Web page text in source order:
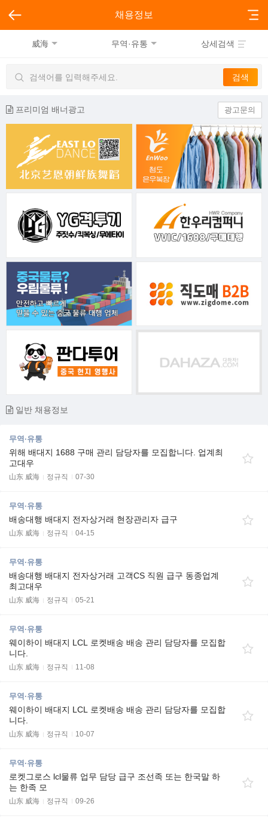
채용정보
威海 무역·유통 상세검색
프리미엄 배너광고 광고문의
일반 채용정보
무역·유통
위해 배대지 1688 구매 관리 담당자를 모집합니다. 업계최
고대우
山东 威海 정규직 07-30
무역·유통
배송대행 배대지 전자상거래 현장관리자 급구
山东 威海 정규직 04-15
무역·유통
배송대행 배대지 전자상거래 고객CS 직원 급구 동종업계
최고대우
山东 威海 정규직 05-21
무역·유통
웨이하이 배대지 LCL 로켓배송 배송 관리 담당자를 모집합
니다.
山东 威海 정규직 11-08
무역·유통
웨이하이 배대지 LCL 로켓배송 배송 관리 담당자를 모집합
니다.
山东 威海 정규직 10-07
무역·유통
로켓그로스 lcl물류 업무 담당 급구 조선족 또는 한국말 하
는 한족 모
山东 威海 정규직 09-26